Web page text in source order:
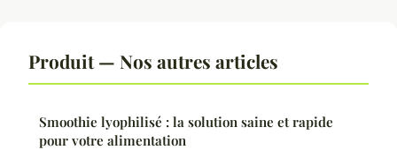
Produit — Nos autres articles
Smoothie lyophilisé : la solution saine et rapide
pour votre alimentation